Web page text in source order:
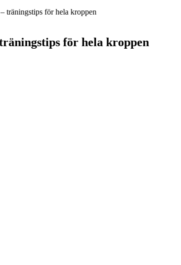
träningstips för hela kroppen
för hela kroppen